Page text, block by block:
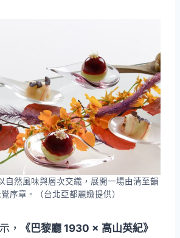
自然風味與層次交織，展開一場由清至韻
序章。（台北亞都麗緻提供）
，
《巴黎廳 1930 × 高山英紀》